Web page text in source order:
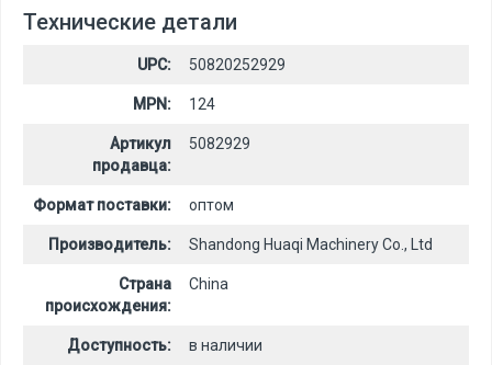
Технические детали
UPC: 50820252929
MPN: 124
Артикул
продавца:
5082929
Формат поставки: оптом
Производитель: Shandong Huaqi Machinery Co., Ltd
Страна
происхождения:
China
Доступность: в наличии